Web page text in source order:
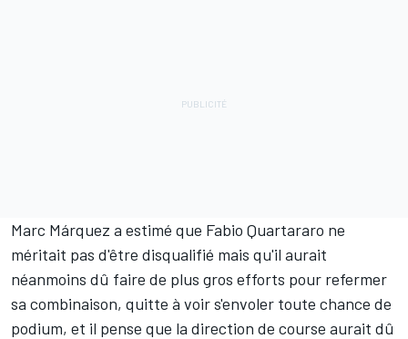
Marc Márquez a estimé que Fabio Quartararo ne
méritait pas d'être disqualifié mais qu'il aurait
néanmoins dû faire de plus gros efforts pour refermer
sa combinaison, quitte à voir s'envoler toute chance de
podium, et il pense que la direction de course aurait dû